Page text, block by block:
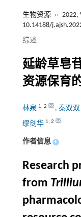
生物资源 ›› 2022,
10.14188/
综述
延龄草皂
资源保育
林泉 1, 2 , 秦双双
缪剑华 1, 2
作者信息 +
Research
from